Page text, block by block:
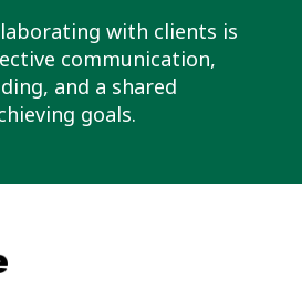
with clients is
communication,
and a shared
goals.